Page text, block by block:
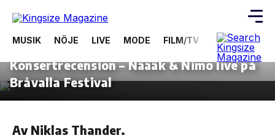
Skip
the
MUSIK NÖJE LIVE MODE FILM/TV VIDEOS
30 juni, 2013
Konsertrecension – Näääk & Nimo live på
Bråvalla Festival
Av Niklas Thander.